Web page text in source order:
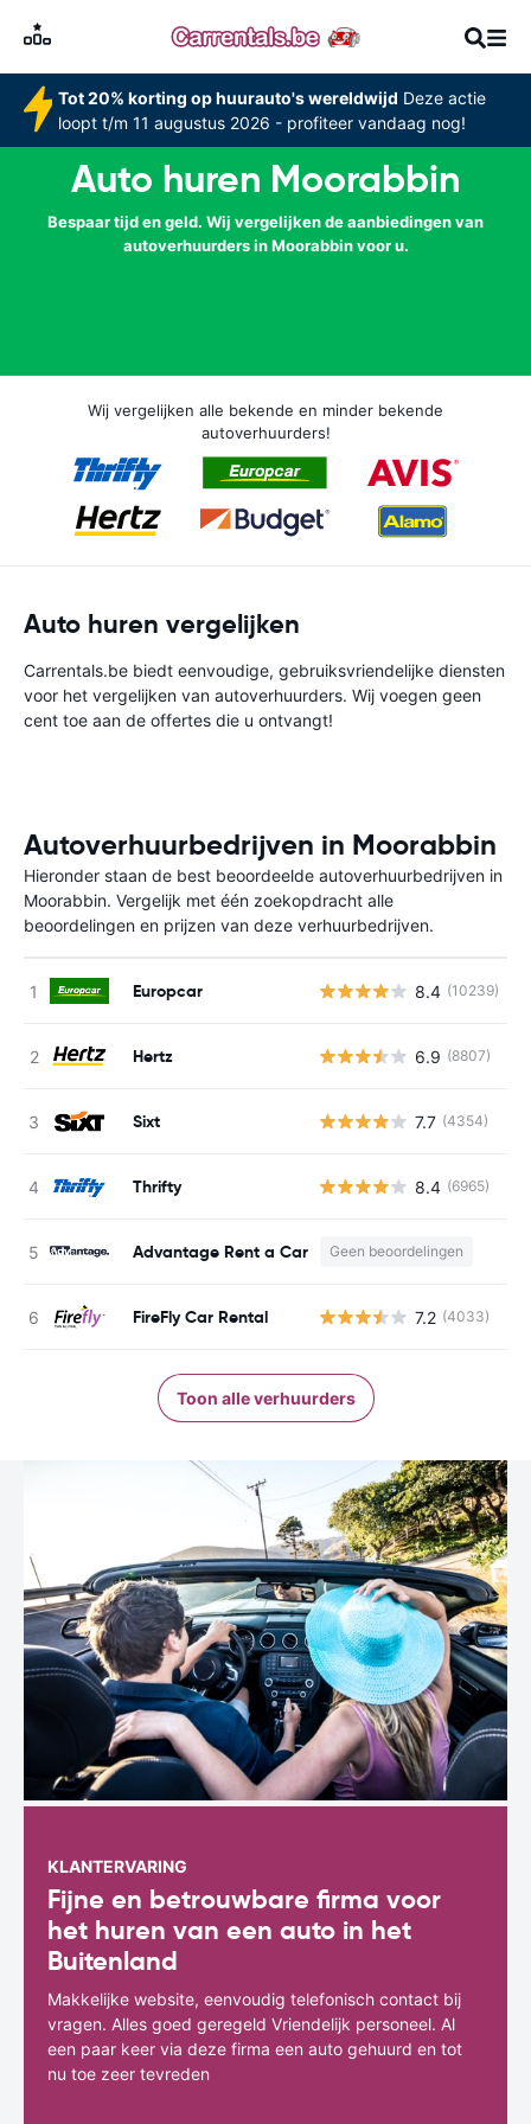
Tot 20% korting op huurauto's wereldwijd Deze actie
loopt t/m 11 augustus 2026 - profiteer vandaag nog!
Auto huren Moorabbin
Bespaar tijd en geld. Wij vergelijken de aanbiedingen van
autoverhuurders in Moorabbin voor u.
Wij vergelijken alle bekende en minder bekende
autoverhuurders!
Auto huren vergelijken
Carrentals.be biedt eenvoudige, gebruiksvriendelijke diensten
voor het vergelijken van autoverhuurders. Wij voegen geen
cent toe aan de offertes die u ontvangt!
Autoverhuurbedrijven in Moorabbin
Hieronder staan de best beoordeelde autoverhuurbedrijven in
Moorabbin. Vergelijk met één zoekopdracht alle
beoordelingen en prijzen van deze verhuurbedrijven.
Europcar 8.4 (10239)
Hertz 6.9 (8807)
Sixt 7.7 (4354)
Thrifty 8.4 (6965)
Advantage Rent a Car Geen beoordelingen
FireFly Car Rental 7.2 (4033)
Toon alle verhuurders
KLANTERVARING
Fijne en betrouwbare firma voor
het huren van een auto in het
Buitenland
Makkelijke website, eenvoudig telefonisch contact bij
vragen. Alles goed geregeld Vriendelijk personeel. Al
een paar keer via deze firma een auto gehuurd en tot
nu toe zeer tevreden